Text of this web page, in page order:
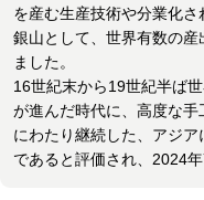
を産む生産技術や分業化
銀山として、世界有数の産
ました。
16世紀末から19世紀半ば
が進んだ時代に、高度な
にわたり継続した、アジ
であると評価され、2024